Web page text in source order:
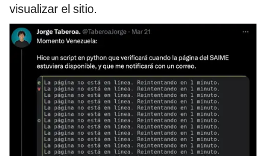
visualizar el sitio.